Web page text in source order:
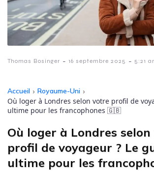
Thomas Bosinger - 16 septembre 2025 - 5:21
Accueil › Royaume-Uni ›
Où loger à Londres selon votre profil de
ultime pour les francophones 🇬🇧
Où loger à Londres
profil de voyageur ? Le
ultime pour les